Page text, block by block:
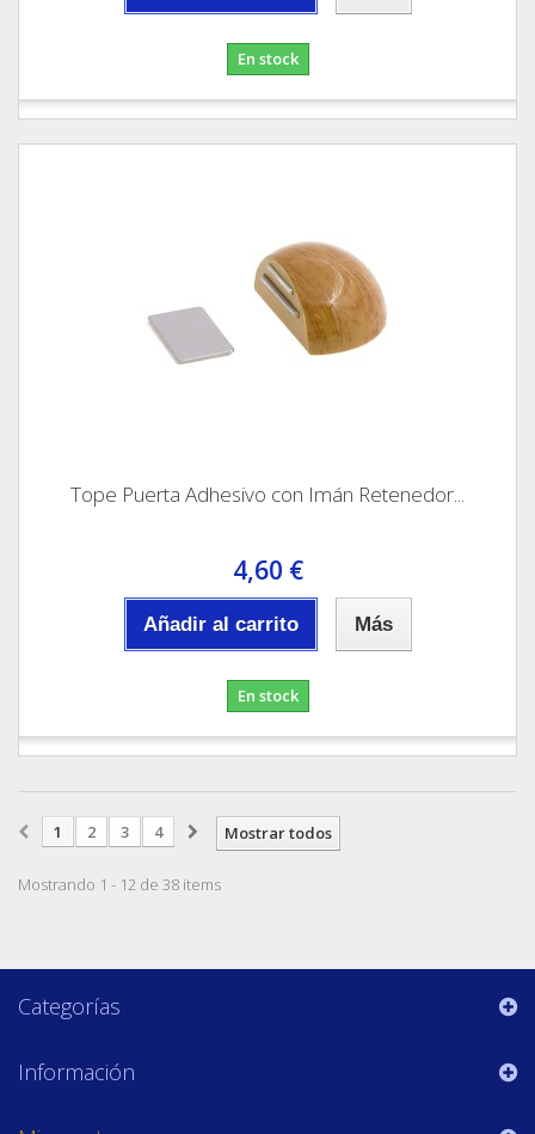
En stock
Tope Puerta Adhesivo con Imán Retenedor...
4,60 €
Añadir al carrito Más
En stock
Mostrar todos
1 2 3 4
Mostrando 1 - 12 de 38 items
Categorías
Información